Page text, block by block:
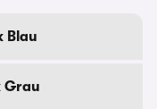
Blau
Grau